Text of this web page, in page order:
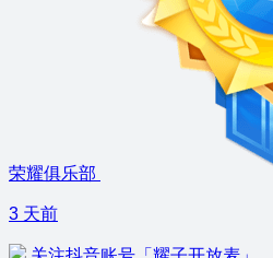
荣耀俱乐部
3 天前